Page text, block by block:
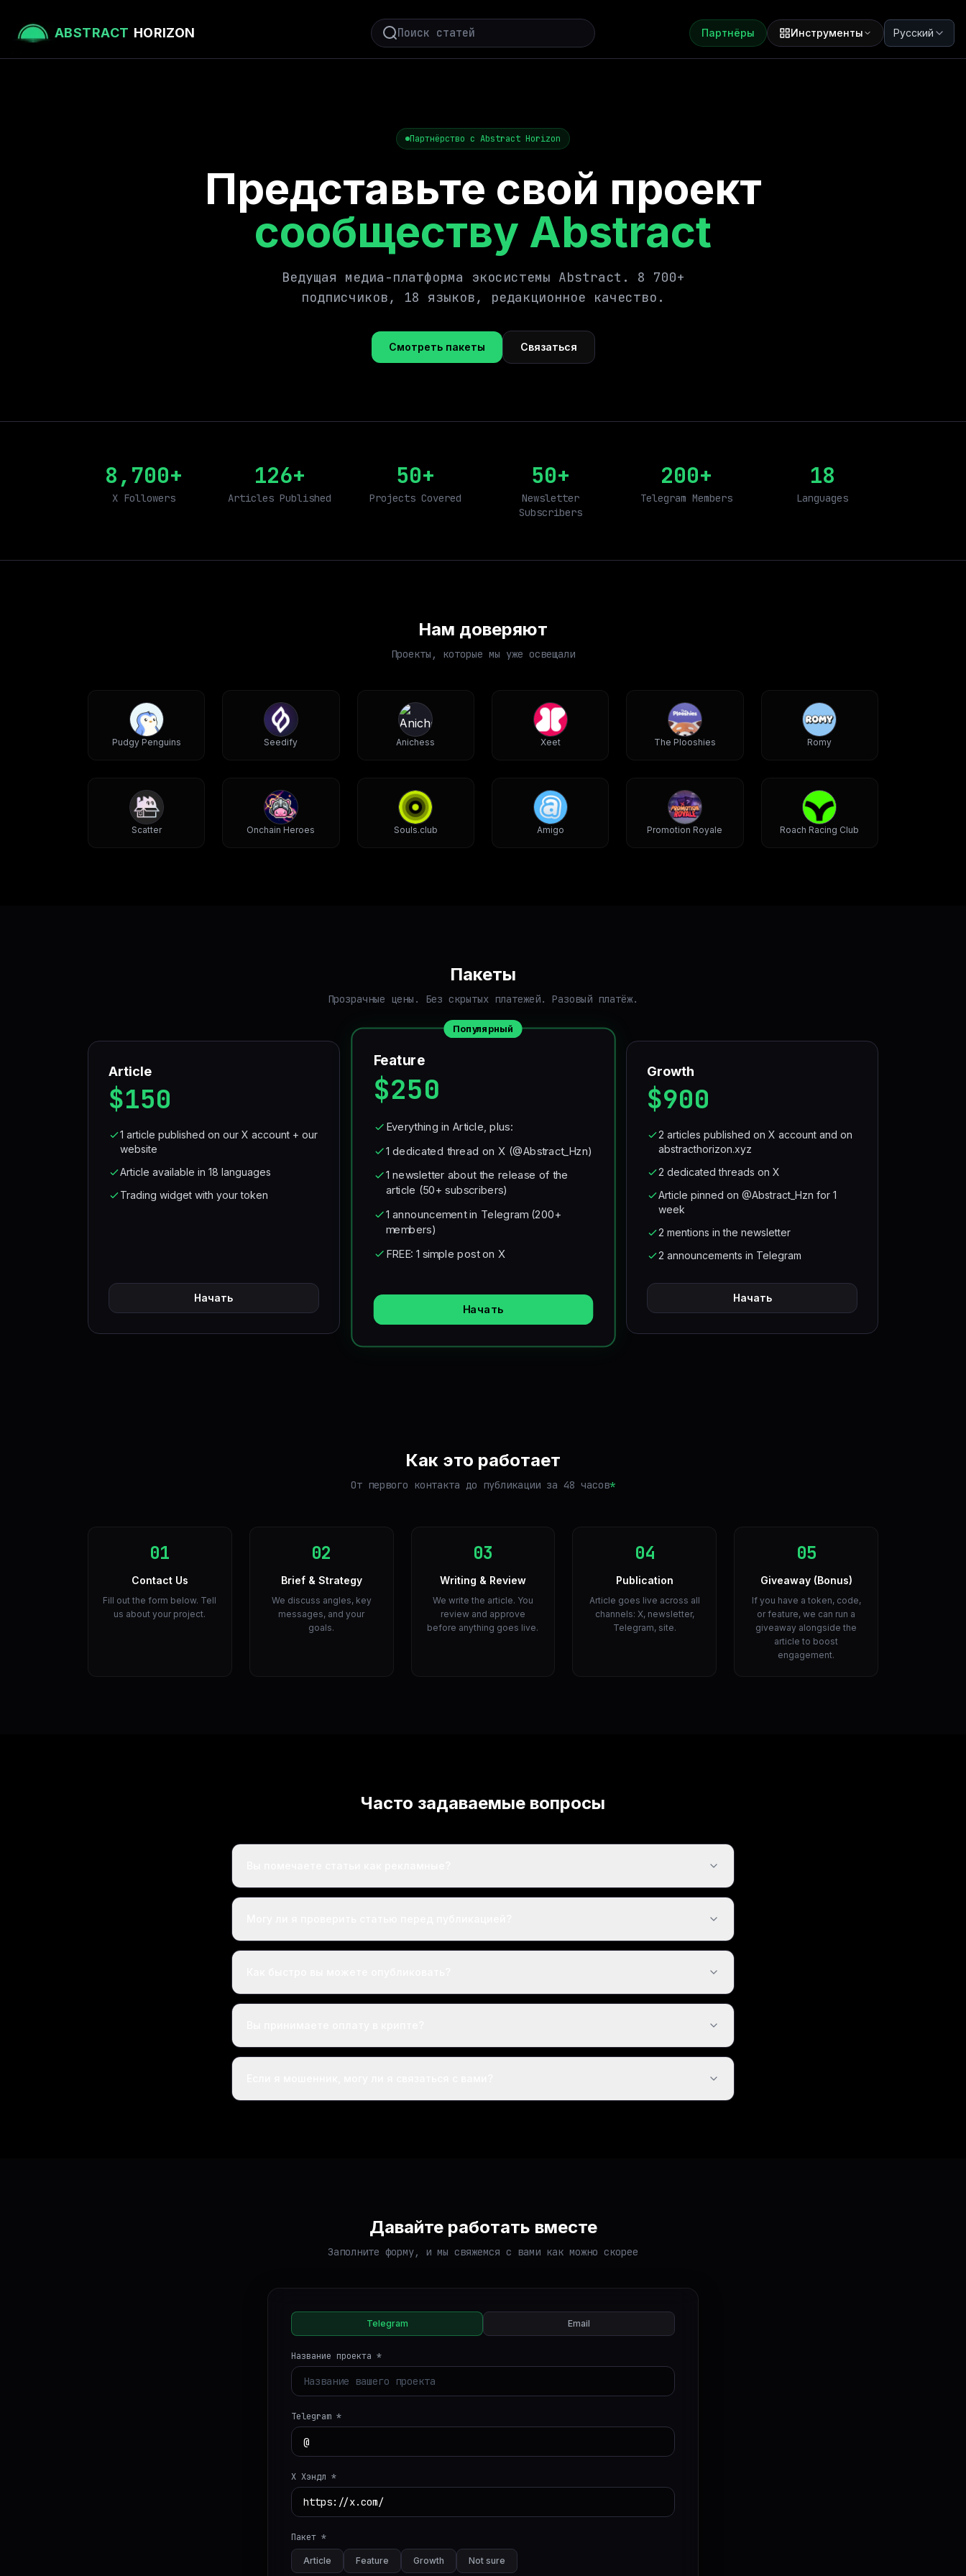
ABSTRACT HORIZON Партнёры Инструменты Русский
Партнёрство с Abstract Horizon
Представьте свой проект
сообществу Abstract
Ведущая медиа-платформа экосистемы Abstract. 8 700+
подписчиков, 18 языков, редакционное качество.
Смотреть пакеты Связаться
8,700+
X Followers
126+
Articles Published
50+
Projects Covered
50+
Newsletter
Subscribers
200+
Telegram Members
18
Languages
Нам доверяют
Проекты, которые мы уже освещали
Pudgy Penguins Seedify Anichess Xeet The Plooshies Romy
Scatter Onchain Heroes Souls.club Amigo Promotion Royale Roach Racing Club
Пакеты
Прозрачные цены. Без скрытых платежей. Разовый платёж.
Article
$150
1 article published on our X account + our
website
Article available in 18 languages
Trading widget with your token
Начать
Популярный
Feature
$250
Everything in Article, plus:
1 dedicated thread on X (@Abstract_Hzn)
1 newsletter about the release of the
article (50+ subscribers)
1 announcement in Telegram (200+
members)
FREE: 1 simple post on X
Начать
Growth
$900
2 articles published on X account and on
abstracthorizon.xyz
2 dedicated threads on X
Article pinned on @Abstract_Hzn for 1
week
2 mentions in the newsletter
2 announcements in Telegram
Начать
Как это работает
От первого контакта до публикации за 48 часов*
01
Contact Us
Fill out the form below. Tell
us about your project.
02
Brief & Strategy
We discuss angles, key
messages, and your
goals.
03
Writing & Review
We write the article. You
review and approve
before anything goes live.
04
Publication
Article goes live across all
channels: X, newsletter,
Telegram, site.
05
Giveaway (Bonus)
If you have a token, code,
or feature, we can run a
giveaway alongside the
article to boost
engagement.
Часто задаваемые вопросы
Давайте работать вместе
Заполните форму, и мы свяжемся с вами как можно скорее
Telegram Email
Название проекта *
Telegram *
X Хэндл *
Пакет *
Article Feature Growth Not sure